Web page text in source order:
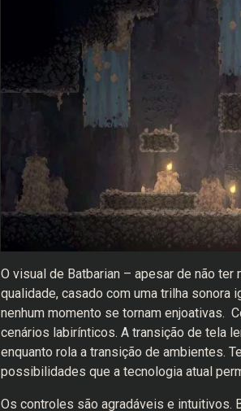
O visual de Batbarian – apesar de não ter
qualidade, casado com uma trilha
nenhum momento se tornam enjoativas.
cenários labirínticos. A transição de tela
enquanto rola a transição de ambientes.
possibilidades que a tecnologia atual
Os controles são agradáveis e intuitivos.